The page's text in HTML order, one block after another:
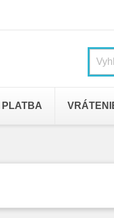
PLATBA